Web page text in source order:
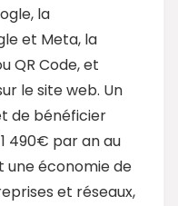
la
et Meta, la
QR Code, et
le site web. Un
de bénéficier
490€ par an au
une économie de
et réseaux,